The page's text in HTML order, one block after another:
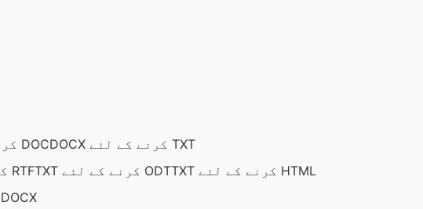
DOCX کرنے کے لئے DOC
DOCX کرنے کے لئے TXT
TXT کرنے کے لئے RTF TXT کرنے کے لئے ODT
TXT کرنے کے لئے HTML
HTML کرنے کے لئے DOCX